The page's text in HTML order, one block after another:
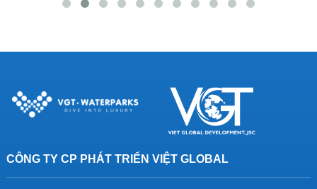
CÔNG TY CP PHÁT TRIỂN VIỆT GLOBAL